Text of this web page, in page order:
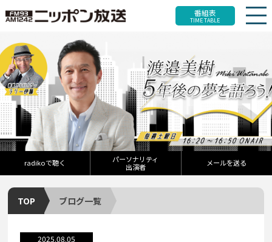
番組表
TIME TABLE
radikoで聴く
パーソナリティ
出演者
メールを送る
TOP ブログ一覧
2025.08.05